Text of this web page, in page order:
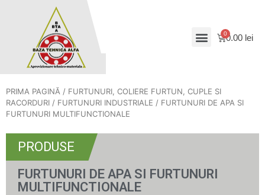
0.00 lei
PRIMA PAGINĂ / FURTUNURI, COLIERE FURTUN, CUPLE SI
RACORDURI / FURTUNURI INDUSTRIALE / FURTUNURI DE APA SI
FURTUNURI MULTIFUNCTIONALE
PRODUSE
FURTUNURI DE APA SI FURTUNURI
MULTIFUNCTIONALE